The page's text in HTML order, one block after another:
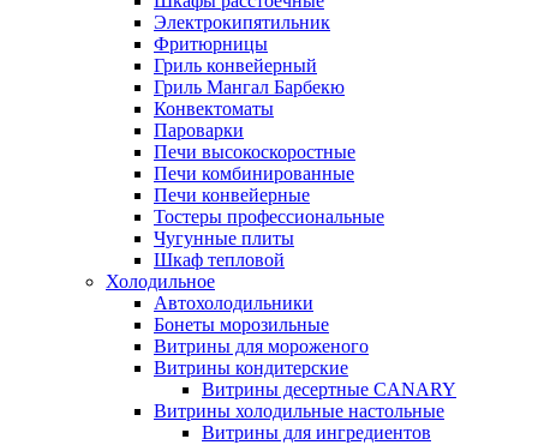
Электрокипятильник
Фритюрницы
Гриль конвейерный
Гриль Мангал Барбекю
Конвектоматы
Пароварки
Печи высокоскоростные
Печи комбинированные
Печи конвейерные
Тостеры профессиональные
Чугунные плиты
Шкаф тепловой
Холодильное
Автохолодильники
Бонеты морозильные
Витрины для мороженого
Витрины кондитерские
Витрины десертные CANARY
Витрины холодильные настольные
Витрины для ингредиентов